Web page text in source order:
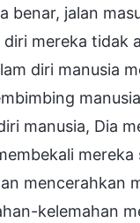
benar, jalan
mereka tidak
diri manusia
manusia, Dia
mencerahkan
kelemahan